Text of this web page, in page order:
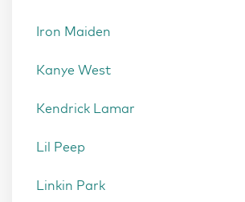
Iron Maiden
Kanye West
Kendrick Lamar
Lil Peep
Linkin Park